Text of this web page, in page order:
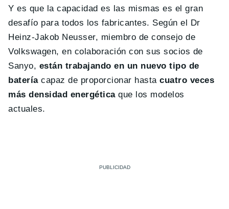
Y es que la capacidad es las mismas es el gran
desafío para todos los fabricantes. Según el Dr
Heinz-Jakob Neusser, miembro de consejo de
Volkswagen, en colaboración con sus socios de
Sanyo, están trabajando en un nuevo tipo de
bateríacapaz de proporcionar hastacuatro veces
más densidad energéticaque los modelos
actuales.